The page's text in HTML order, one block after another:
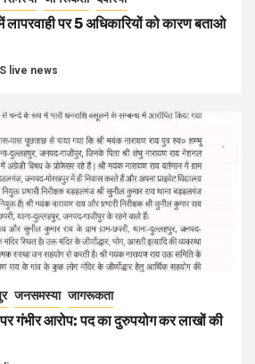
पर 5 अधिकारियों को कारण बताओ
live news
जनसमस्या जागरूकता
गंभीर आरोप: पद का दुरुपयोग कर लाखों की